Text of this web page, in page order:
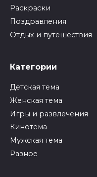
Раскраски
Поздравления
Отдых и путешествия
Категории
Детская тема
Женская тема
Игры и развлечения
Кинотема
Мужская тема
Разное